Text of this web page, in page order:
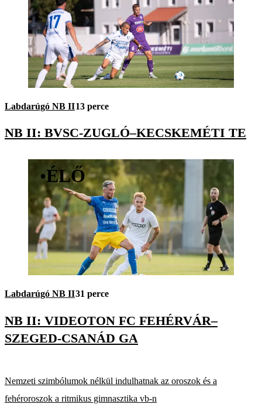
Labdarúgó NB II13 perce
NB II: BVSC-ZUGLÓ–KECSKEMÉTI TE
•ÉLŐ
Labdarúgó NB II31 perce
NB II: VIDEOTON FC FEHÉRVÁR–
SZEGED-CSANÁD GA
Nemzeti szimbólumok nélkül indulhatnak az oroszok és a
fehéroroszok a ritmikus gimnasztika vb-n